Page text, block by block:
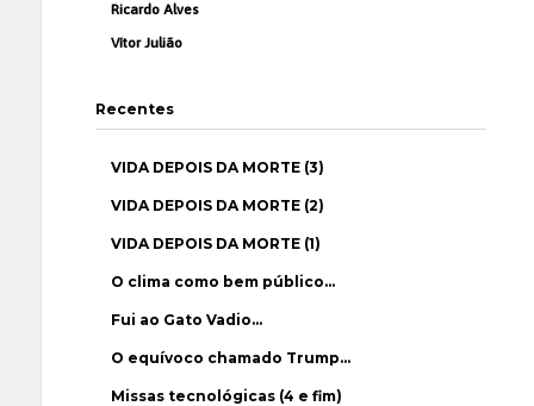
Ricardo Alves
Vítor Julião
Recentes
VIDA DEPOIS DA MORTE (3)
VIDA DEPOIS DA MORTE (2)
VIDA DEPOIS DA MORTE (1)
O clima como bem público…
Fui ao Gato Vadio…
O equívoco chamado Trump…
Missas tecnológicas (4 e fim)